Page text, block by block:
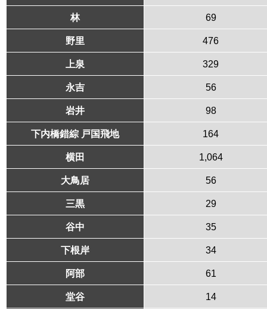
林 69
野里 476
上泉 329
永吉 56
岩井 98
下内橋錯綜 戸国飛地 164
横田 1,064
大鳥居 56
三黒 29
谷中 35
下根岸 34
阿部 61
堂谷 14